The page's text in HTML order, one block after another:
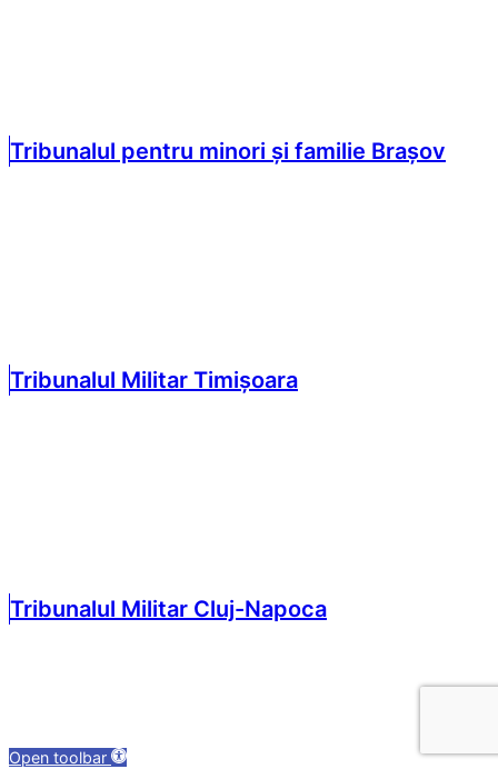
Tribunalul pentru minori și familie Brașov
Tribunalul Militar Timișoara
Tribunalul Militar Cluj-Napoca
Open toolbar